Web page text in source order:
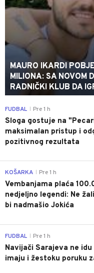
MAURO IKARDI
MILIONA: SA NOVOM
RADNIČKI KLUB DA
FUDBAL Pre 1 h
Sloga gostuje na
maksimalan pristup i
pozitivnog rezultata
KOŠARKA Pre 1 h
Vembanjama plaća
nedjeljno legendi: Ne
bi nadmašio Jokića
FUDBAL Pre 1 h
Navijači Sarajeva ne
imaju i žestoku poruku